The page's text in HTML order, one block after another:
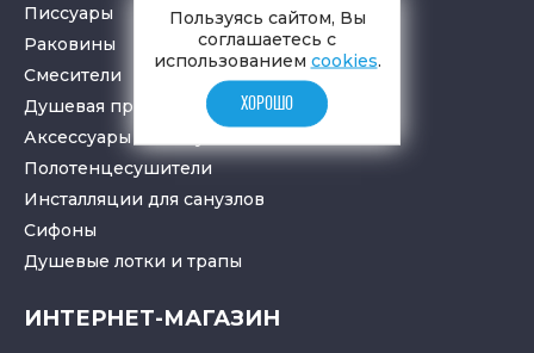
Писсуары
Раковины
Смесители
Душевая программа
Аксессуары в ванную
Полотенцесушители
Инсталляции для санузлов
Cифоны
Душевые лотки и трапы
ИНТЕРНЕТ-МАГАЗИН
Пользуясь сайтом, Вы
соглашаетесь с
использованием cookies.
ХОРОШО